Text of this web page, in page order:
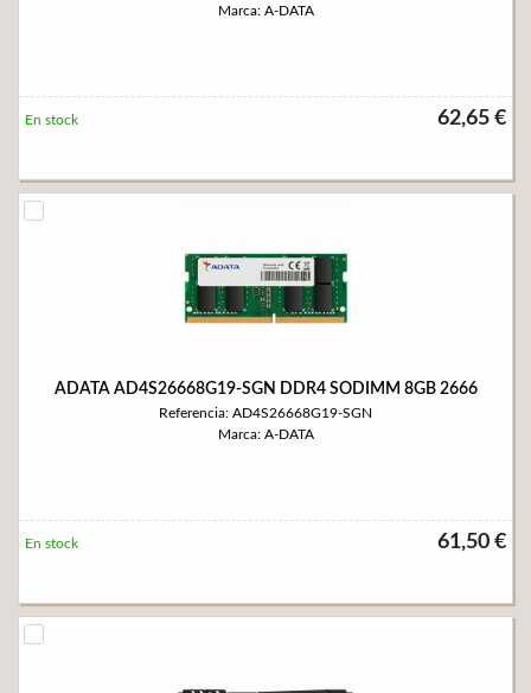
Marca: A-DATA
62,65 €
En stock
ADATA AD4S26668G19-SGN DDR4 SODIMM 8GB 2666
Referencia: AD4S26668G19-SGN
Marca: A-DATA
61,50 €
En stock